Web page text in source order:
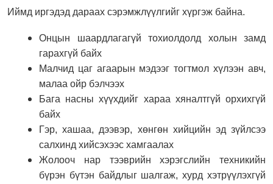
Иймд иргэдэд дараах сэрэмжлүүлгийг хүргэж байна.
Онцын шаардлагагүй тохиолдолд холын замд
гарахгүй байх
Малчид цаг агаарын мэдээг тогтмол хүлээн авч,
малаа ойр бэлчээх
Бага насны хүүхдийг хараа хяналтгүй орхихгүй
байх
Гэр, хашаа, дээвэр, хөнгөн хийцийн эд зүйлсээ
салхинд хийсэхээс хамгаалах
Жолооч нар тээврийн хэрэгслийн техникийн
бүрэн бүтэн байдлыг шалгаж, хурд хэтрүүлэхгүй